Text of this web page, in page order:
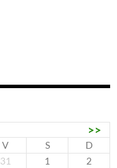
>>
V S
D
31 1
2